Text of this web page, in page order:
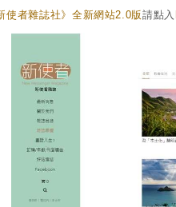
使者雜誌社》全新網站2.0版請點入